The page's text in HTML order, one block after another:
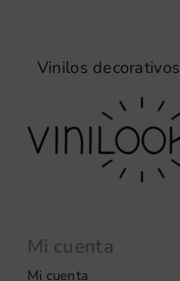
Vinilos decorativos
Mi cuenta
Mi cuenta